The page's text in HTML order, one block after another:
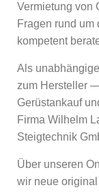
Vermietung von
Fragen rund um
kompetent
Als
zum Hersteller
Gerüstankauf
Firma Wilhelm
Steigtechnik
Über unseren
wir neue